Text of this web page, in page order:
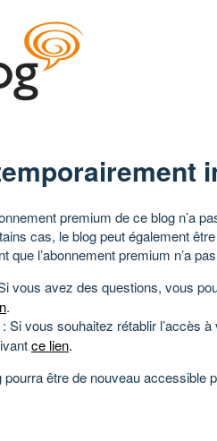
premium de ce blog n’a
cas, le blog peut également
que l’abonnement premium n’a
vous avez des questions, vous
.
: Si vous souhaitez rétablir l’accès
ce lien.
être de nouveau accessible